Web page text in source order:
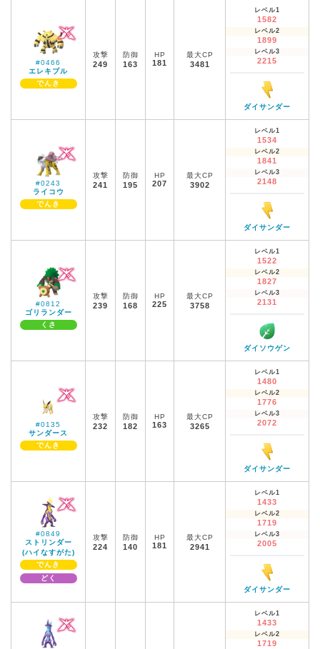
#0466
エレキブル
でんき
攻撃
249
防御
163
HP
181
最大CP
3481
レベル1
1582
レベル2
1899
レベル3
2215
ダイサンダー
#0243
ライコウ
でんき
攻撃
241
防御
195
HP
207
最大CP
3902
レベル1
1534
レベル2
1841
レベル3
2148
ダイサンダー
#0812
ゴリランダー
くさ
攻撃
239
防御
168
HP
225
最大CP
3758
レベル1
1522
レベル2
1827
レベル3
2131
ダイソウゲン
#0135
サンダース
でんき
攻撃
232
防御
182
HP
163
最大CP
3265
レベル1
1480
レベル2
1776
レベル3
2072
ダイサンダー
#0849
ストリンダー
(ハイなすがた)
でんき
どく
攻撃
224
防御
140
HP
181
最大CP
2941
レベル1
1433
レベル2
1719
レベル3
2005
ダイサンダー
レベル1
1433
レベル2
1719